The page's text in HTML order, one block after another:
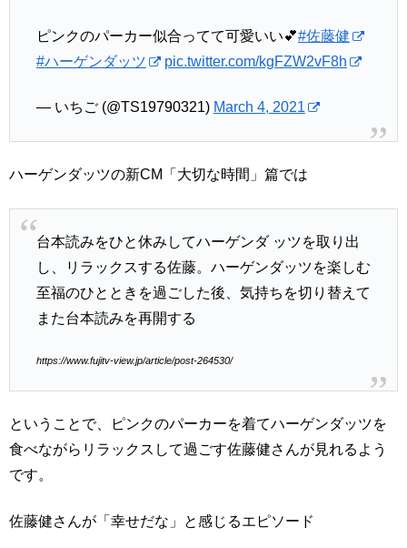
ピンクのパーカー似合ってて可愛いい💕#佐藤健
#ハーゲンダッツ
pic.twitter.com/kgFZW2vF8h
— いちご (@TS19790321) March 4, 2021
ハーゲンダッツの新CM「大切な時間」篇では
台本読みをひと休みしてハーゲンダ ッツを取り出
し、リラックスする佐藤。ハーゲンダッツを楽しむ
至福のひとときを過ごした後、気持ちを切り替えて
また台本読みを再開する
https://www.fujitv-view.jp/article/post-264530/
ということで、ピンクのパーカーを着てハーゲンダッツを
食べながらリラックスして過ごす佐藤健さんが見れるよう
です。
佐藤健さんが「幸せだな」と感じるエピソード